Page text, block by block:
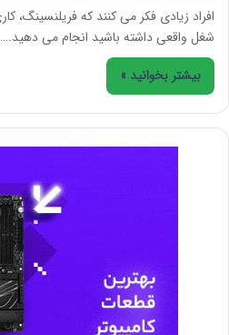
افراد زیادی فکر می کنند که فریلنسینگ،
شغل واقعی داشته باشید انجام می دهید.…
بیشتر بخوانید »